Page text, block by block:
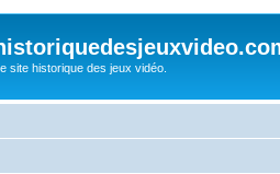
site historique des jeux vidéo.